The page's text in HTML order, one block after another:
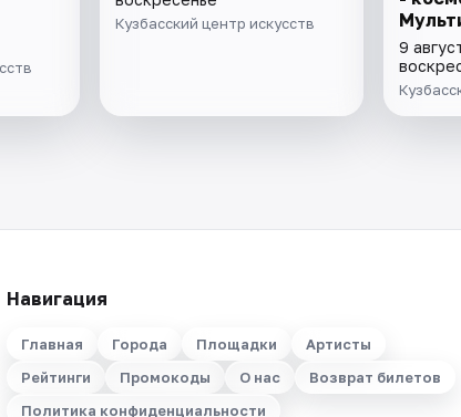
Кузбасский центр искусств
9
Навигация
Главная Города Площадки
Артисты
Рейтинги
Промокоды О нас
Возврат билетов
Политика конфиденциальности